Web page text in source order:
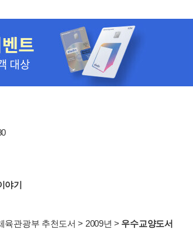
야기
육관광부 추천도서 > 2009년 > 우수교양도서